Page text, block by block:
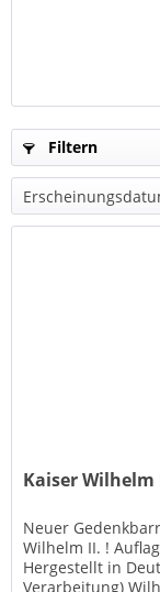
Filtern
Kaiser Wilhelm
Neuer
Wilhelm II. !
Hergestellt in
Verarbeitung)